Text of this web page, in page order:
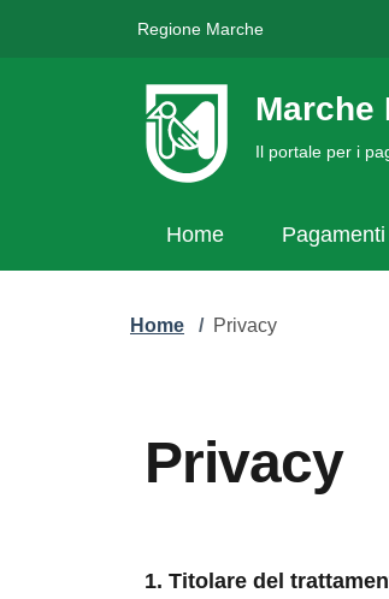
Regione Marche
Marche
Il portale per i
Home
Home / Privacy
Privacy
1. Titolare del